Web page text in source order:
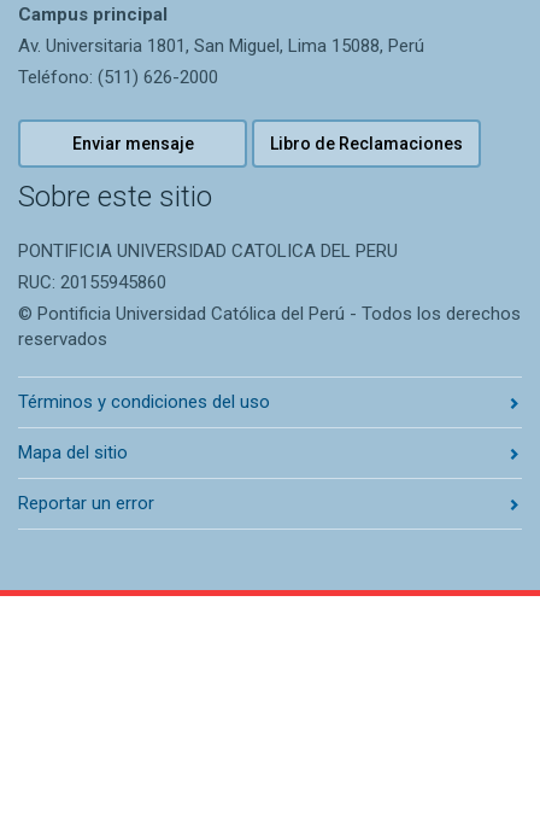
Campus principal
Av. Universitaria 1801, San Miguel, Lima 15088, Perú
Teléfono: (511) 626-2000
Enviar mensaje Libro de Reclamaciones
Sobre este sitio
PONTIFICIA UNIVERSIDAD CATOLICA DEL PERU
RUC: 20155945860
© Pontificia Universidad Católica del Perú - Todos los derechos
reservados
Términos y condiciones del uso
Mapa del sitio
Reportar un error